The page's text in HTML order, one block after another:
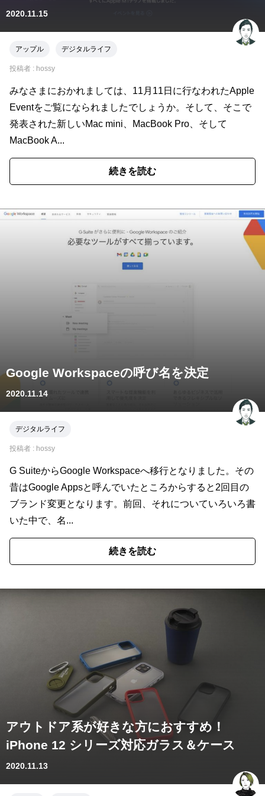
2020.11.15
アップル デジタルライフ
投稿者 : hossy
みなさまにおかれましては、11月11日に行なわれたApple
Eventをご覧になられましたでしょうか。そして、そこで
発表された新しいMac mini、MacBook Pro、そして
MacBook A...
続きを読む
Google Workspaceの呼び名を決定
2020.11.14
デジタルライフ
投稿者 : hossy
G SuiteからGoogle Workspaceへ移行となりました。その
昔はGoogle Appsと呼んでいたところからすると2回目の
ブランド変更となります。前回、それについていろいろ書
いた中で、名...
続きを読む
アウトドア系が好きな方におすすめ！
iPhone 12 シリーズ対応ガラス＆ケース
2020.11.13